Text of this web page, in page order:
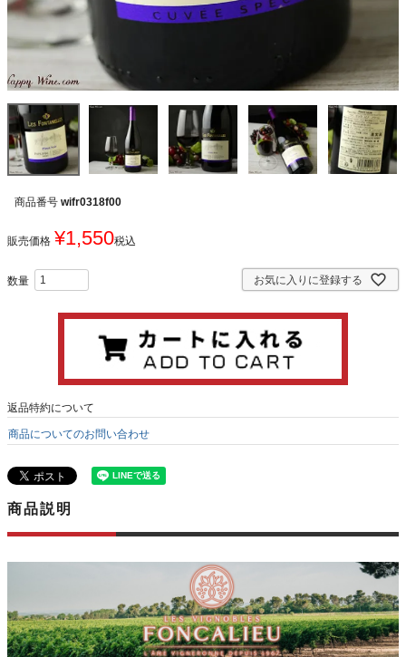
商品番号 wifr0318f00
販売価格 ¥1,550税込
お気に入りに登録する
返品特約について
商品についてのお問い合わせ
商品説明